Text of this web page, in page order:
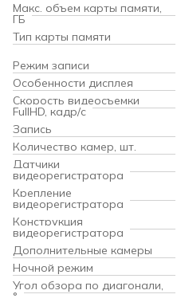
Макс. объем карты памяти,
ГБ
Тип карты памяти
Режим записи
Особенности дисплея
Скорость видеосъемки
FullHD, кадр/с
Запись
Количество камер, шт.
Датчики
видеорегистратора
Крепление
видеорегистратора
Конструкция
видеорегистратора
Дополнительные камеры
Ночной режим
Угол обзора по диагонали,
°